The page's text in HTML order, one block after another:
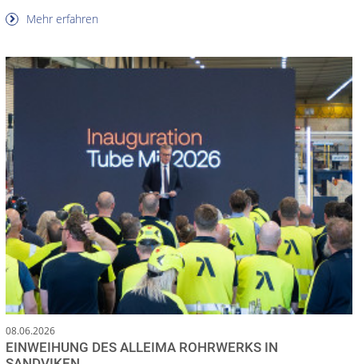
Mehr erfahren
08.06.2026
EINWEIHUNG DES ALLEIMA ROHRWERKS IN